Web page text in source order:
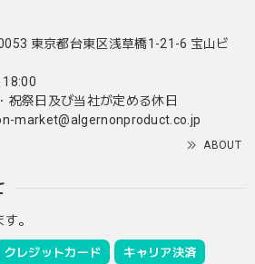
東京都台東区浅草橋1-21-6 宝山ビ
18:00
祝祭日及び当社が定める休日
market@algernonproduct.co.jp
ABOUT
。
クレジットカード キャリア決済